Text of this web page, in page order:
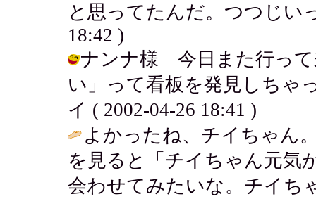
と思ってたんだ。つつじい
18:42 )
ナンナ様 今日また行って
い」って看板を発見しちゃ
イ ( 2002-04-26 18:41 )
よかったね、チイちゃん
を見ると「チイちゃん元気
会わせてみたいな。チイち